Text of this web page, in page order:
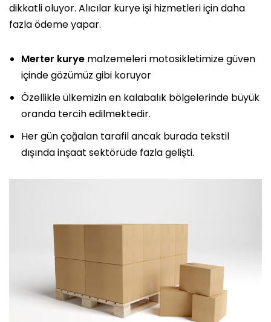
dikkatli oluyor. Alıcılar kurye işi hizmetleri için daha
fazla ödeme yapar.
Merter kurye malzemeleri motosikletimize güven
içinde gözümüz gibi koruyor
Özellikle ülkemizin en kalabalık bölgelerinde büyük
oranda tercih edilmektedir.
Her gün çoğalan tarafil ancak burada tekstil
dışında inşaat sektörüde fazla gelişti.